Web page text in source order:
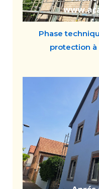
Phase
protection